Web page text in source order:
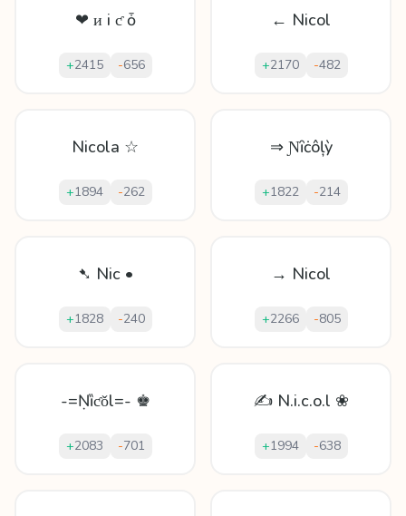
❤ ᴎ і ƈ ȱ
+2415 -656
← Nicol
+2170 -482
Nicola ☆
+1894 -262
⇒ Ɲȋċôļỳ
+1822 -214
➷ Nic •
+1828 -240
→ Nicol
+2266 -805
-=Ṇȉƈǒl=- ♚
+2083 -701
✍ N.i.c.o.l ❀
+1994 -638